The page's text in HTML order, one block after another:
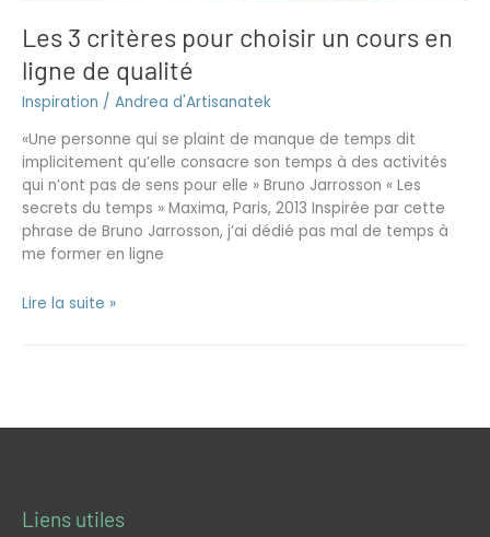
Les 3 critères pour choisir un cours en
ligne de qualité
Inspiration / Andrea d'Artisanatek
«Une personne qui se plaint de manque de temps dit
implicitement qu’elle consacre son temps à des activités
qui n’ont pas de sens pour elle » Bruno Jarrosson « Les
secrets du temps » Maxima, Paris, 2013 Inspirée par cette
phrase de Bruno Jarrosson, j’ai dédié pas mal de temps à
me former en ligne
de
Lire la suite »
Liens utiles